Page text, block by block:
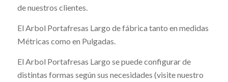
de nuestros clientes.
El Arbol Portafresas Largo de fábrica tanto en medidas
Métricas como en Pulgadas.
El Arbol Portafresas Largo se puede configurar de
distintas formas según sus necesidades (visite nuestro